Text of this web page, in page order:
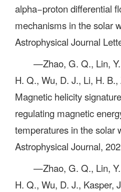
alpha−proton differential
mechanisms in the solar
Astrophysical Journal
—Zhao, G. Q., Lin,
H. Q., Wu, D. J., Li, H.
Magnetic helicity
regulating magnetic
temperatures in the solar
Astrophysical Journal,
—Zhao, G. Q., Lin,
H. Q., Wu, D. J., Kasper,